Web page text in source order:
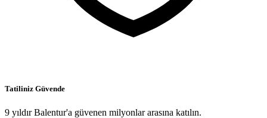
Tatiliniz Güvende
9 yıldır Balentur'a güvenen milyonlar arasına katılın.